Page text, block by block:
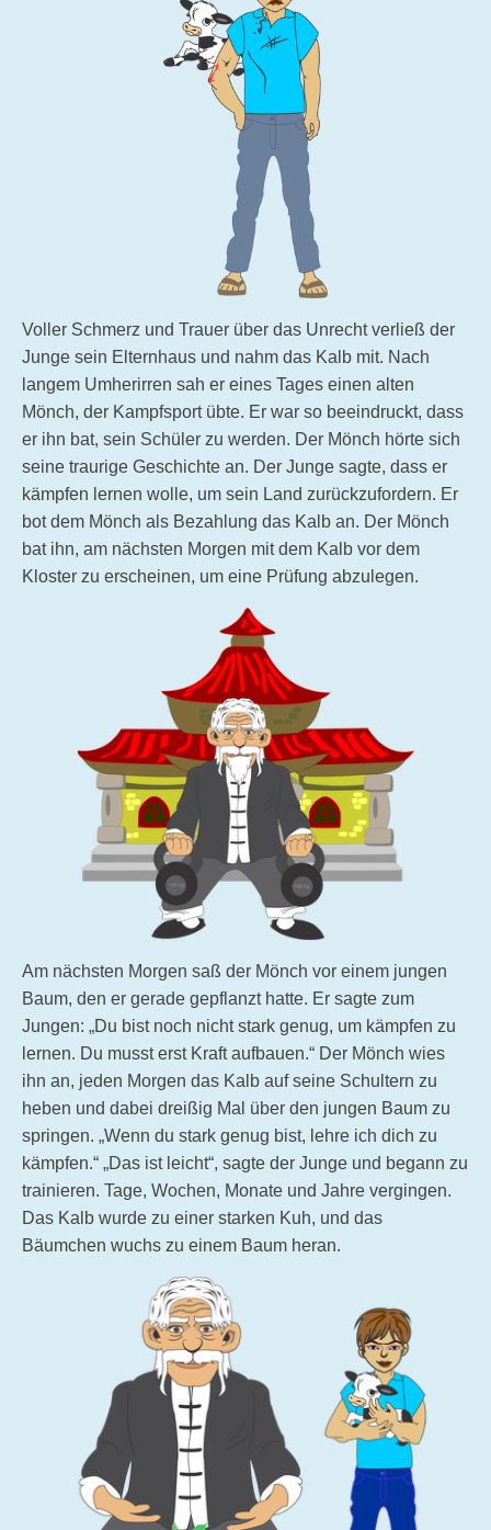
Voller Schmerz und Trauer über das Unrecht verließ der
Junge sein Elternhaus und nahm das Kalb mit. Nach
langem Umherirren sah er eines Tages einen alten
Mönch, der Kampfsport übte. Er war so beeindruckt, dass
er ihn bat, sein Schüler zu werden. Der Mönch hörte sich
seine traurige Geschichte an. Der Junge sagte, dass er
kämpfen lernen wolle, um sein Land zurückzufordern. Er
bot dem Mönch als Bezahlung das Kalb an. Der Mönch
bat ihn, am nächsten Morgen mit dem Kalb vor dem
Kloster zu erscheinen, um eine Prüfung abzulegen.
Am nächsten Morgen saß der Mönch vor einem jungen
Baum, den er gerade gepflanzt hatte. Er sagte zum
Jungen: „Du bist noch nicht stark genug, um kämpfen zu
lernen. Du musst erst Kraft aufbauen.“ Der Mönch wies
ihn an, jeden Morgen das Kalb auf seine Schultern zu
heben und dabei dreißig Mal über den jungen Baum zu
springen. „Wenn du stark genug bist, lehre ich dich zu
kämpfen.“ „Das ist leicht“, sagte der Junge und begann zu
trainieren. Tage, Wochen, Monate und Jahre vergingen.
Das Kalb wurde zu einer starken Kuh, und das
Bäumchen wuchs zu einem Baum heran.